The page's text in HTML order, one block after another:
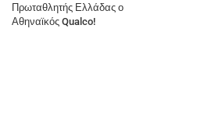
Πρωταθλητής Ελλάδας ο
Αθηναϊκός Qualco!